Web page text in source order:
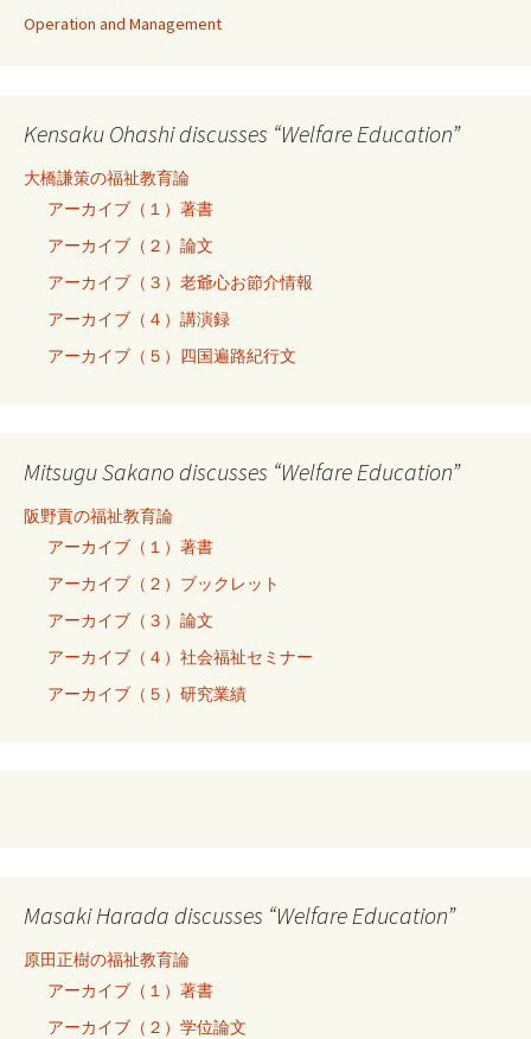
Operation and Management
Kensaku Ohashi discusses “Welfare Education”
大橋謙策の福祉教育論
アーカイブ（１）著書
アーカイブ（２）論文
アーカイブ（３）老爺心お節介情報
アーカイブ（４）講演録
アーカイブ（５）四国遍路紀行文
Mitsugu Sakano discusses “Welfare Education”
阪野貢の福祉教育論
アーカイブ（１）著書
アーカイブ（２）ブックレット
アーカイブ（３）論文
アーカイブ（４）社会福祉セミナー
アーカイブ（５）研究業績
Masaki Harada discusses “Welfare Education”
原田正樹の福祉教育論
アーカイブ（１）著書
アーカイブ（２）学位論文